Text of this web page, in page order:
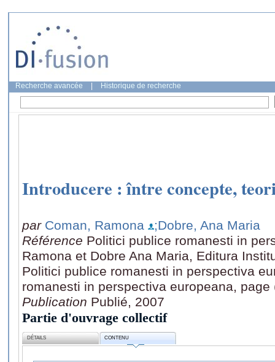
Recherche avancée Historique de recherche
Introducere : între concepte,
par Coman, Ramona
;Dobre, Ana Maria
Référence Politici publice romanesti in
Ramona et Dobre Ana Maria, Editura
Politici publice romanesti in perspectiva
romanesti in perspectiva europeana, page
Publication Publié, 2007
Partie d'ouvrage collectif
DÉTAILS CONTENU